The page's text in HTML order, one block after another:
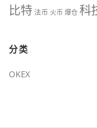
比特法币 火币 爆仓 科
分类
OKEX